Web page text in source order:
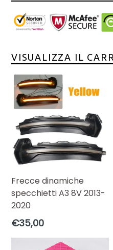
VISUALIZZA IL
Frecce dinamiche
specchietti A3 8V 2013-
2020
Prezzo
€35,00